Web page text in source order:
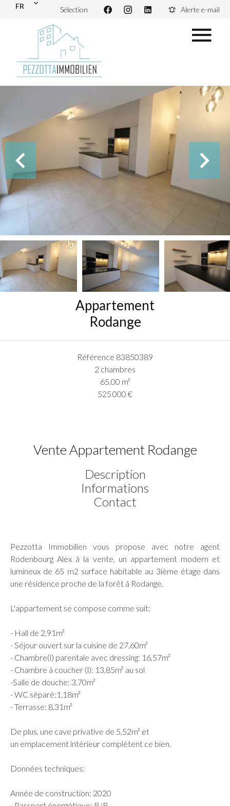
FR Sélection Alerte e-mail
Appartement
Rodange
Référence 83850389
2 chambres
65.00 m²
525 000 €
Vente Appartement Rodange
Description
Informations
Contact
Pezzotta Immobilien vous propose avec notre agent
Rodenbourg Alex à la vente, un appartement modern et
lumineux de 65 m2 surface habitable au 3ième étage dans
une résidence proche de la forêt à Rodange.
L'appartement se compose comme suit:
- Hall de 2,91m²
- Séjour ouvert sur la cuisine de 27,60m²
- Chambre(l) parentale avec dressing: 16,57m²
- Chambre à coucher (l): 13,85m² au sol
-Salle de douche: 3,70m²
- WC séparé:1,18m²
- Terrasse: 8,31m²
De plus, une cave privative de 5,52m² et
un emplacement intérieur complètent ce bien.
Données techniques:
Année de construction: 2020